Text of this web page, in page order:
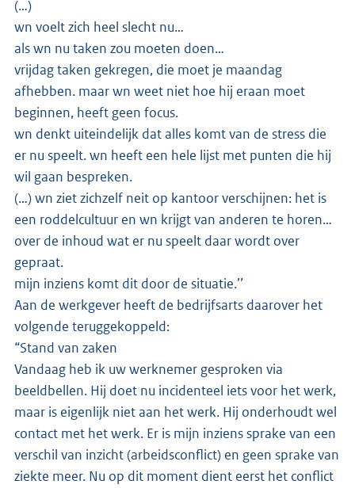
(…)
wn voelt zich heel slecht nu…
als wn nu taken zou moeten doen…
vrijdag taken gekregen, die moet je maandag
afhebben. maar wn weet niet hoe hij eraan moet
beginnen, heeft geen focus.
wn denkt uiteindelijk dat alles komt van de stress die
er nu speelt. wn heeft een hele lijst met punten die hij
wil gaan bespreken.
(…) wn ziet zichzelf neit op kantoor verschijnen: het is
een roddelcultuur en wn krijgt van anderen te horen…
over de inhoud wat er nu speelt daar wordt over
gepraat.
mijn inziens komt dit door de situatie.’’
Aan de werkgever heeft de bedrijfsarts daarover het
volgende teruggekoppeld:
“Stand van zaken
Vandaag heb ik uw werknemer gesproken via
beeldbellen. Hij doet nu incidenteel iets voor het werk,
maar is eigenlijk niet aan het werk. Hij onderhoudt wel
contact met het werk. Er is mijn inziens sprake van een
verschil van inzicht (arbeidsconflict) en geen sprake van
ziekte meer. Nu op dit moment dient eerst het conflict